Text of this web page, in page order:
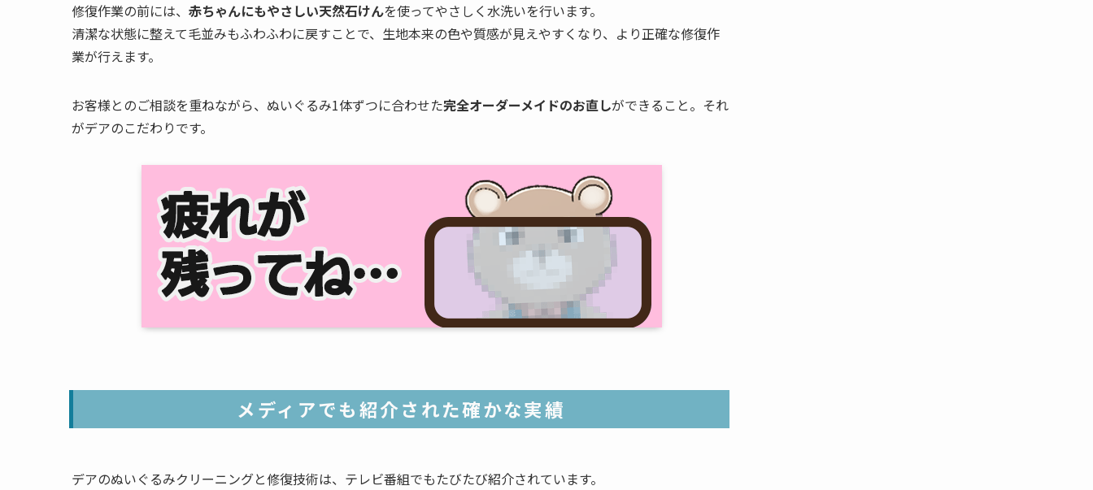
修復作業の前には、 赤ちゃんにもやさしい天然石けんを使ってやさしく水洗いを行います。
清潔な状態に整えて毛並みもふわふわに戻すことで、生地本来の色や質感が見えやすくなり、より正確な修復作
業が行えます。
お客様とのご相談を重ねながら、ぬいぐるみ1体ずつに合わせた完全オーダーメイドのお直しができること。それ
がデアのこだわりです。
メディアでも紹介された確かな実績
デアのぬいぐるみクリーニングと修復技術は、テレビ番組でもたびたび紹介されています。